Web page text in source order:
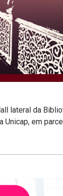
lateral da
Unicap, em